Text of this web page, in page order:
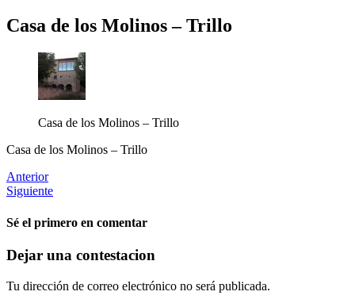
Casa de los Molinos – Trillo
Casa de los Molinos – Trillo
Casa de los Molinos – Trillo
Anterior
Siguiente
Sé el primero en comentar
Dejar una contestacion
Tu dirección de correo electrónico no será publicada.